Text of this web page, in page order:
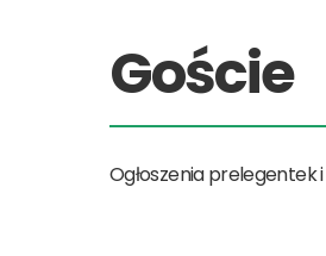
Goście
Ogłoszenia prelegentek